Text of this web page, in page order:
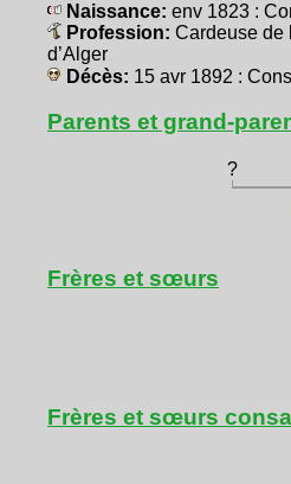
Naissance: env 1823 :
Profession: Cardeuse de
d’Alger
Décès: 15 avr 1892 :
Parents et grand-
?
Frères et sœurs
Frères et sœurs